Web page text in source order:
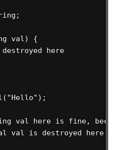
val) {
here
val here is fine,
val is destroyed here